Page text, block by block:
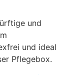
und
und ideal
Pflegebox.